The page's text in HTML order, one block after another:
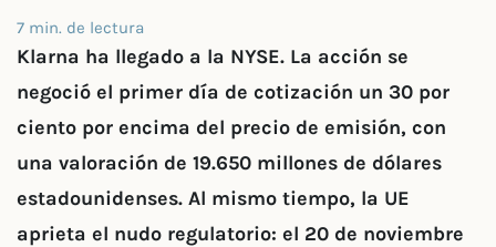
7 min. de lectura
Klarna ha llegado a la NYSE. La acción se
negoció el primer día de cotización un 30 por
ciento por encima del precio de emisión, con
una valoración de 19.650 millones de dólares
estadounidenses. Al mismo tiempo, la UE
aprieta el nudo regulatorio: el 20 de noviembre